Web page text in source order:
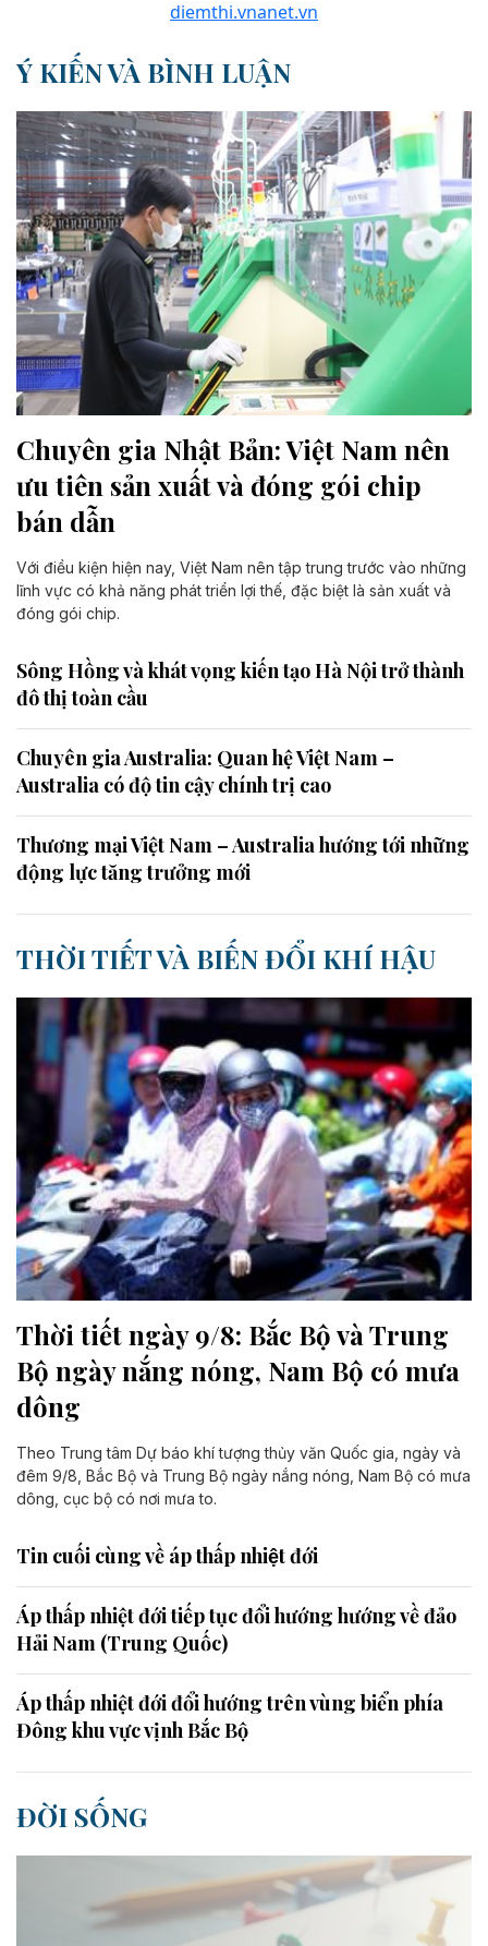
Ý KIẾN VÀ BÌNH LUẬN
Chuyên gia Nhật Bản: Việt Nam nên
ưu tiên sản xuất và đóng gói chip
bán dẫn
Với điều kiện hiện nay, Việt Nam nên tập trung trước vào những
lĩnh vực có khả năng phát triển lợi thế, đặc biệt là sản xuất và
đóng gói chip.
Sông Hồng và khát vọng kiến tạo Hà Nội trở thành
đô thị toàn cầu
Chuyên gia Australia: Quan hệ Việt Nam –
Australia có độ tin cậy chính trị cao
Thương mại Việt Nam – Australia hướng tới những
động lực tăng trưởng mới
THỜI TIẾT VÀ BIẾN ĐỔI KHÍ HẬU
Thời tiết ngày 9/8: Bắc Bộ và Trung
Bộ ngày nắng nóng, Nam Bộ có mưa
dông
Theo Trung tâm Dự báo khí tượng thủy văn Quốc gia, ngày và
đêm 9/8, Bắc Bộ và Trung Bộ ngày nắng nóng, Nam Bộ có mưa
dông, cục bộ có nơi mưa to.
Tin cuối cùng về áp thấp nhiệt đới
Áp thấp nhiệt đới tiếp tục đổi hướng hướng về đảo
Hải Nam (Trung Quốc)
Áp thấp nhiệt đới đổi hướng trên vùng biển phía
Đông khu vực vịnh Bắc Bộ
ĐỜI SỐNG